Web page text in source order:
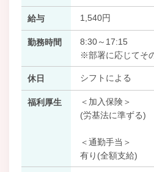
給与 1,540円
勤務時間
8:30～17:15
※部署に応じてそ
休日 シフトによる
福利厚生
＜加入保険＞
(労基法に準ずる)
＜通勤手当＞
有り(全額支給)